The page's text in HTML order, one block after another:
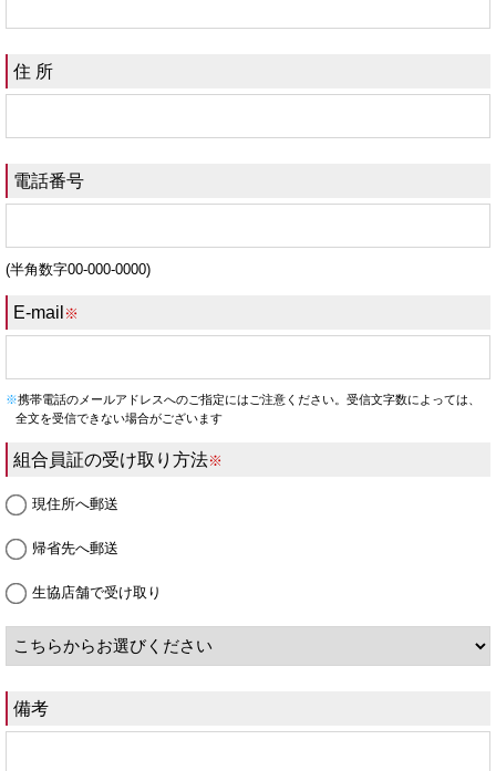
住 所
電話番号
(半角数字00-000-0000)
E-mail ※
※携帯電話のメールアドレスへのご指定にはご注意ください。受信文字数によっては、
全文を受信できない場合がございます
組合員証の受け取り方法※
現住所へ郵送
帰省先へ郵送
生協店舗で受け取り
備考